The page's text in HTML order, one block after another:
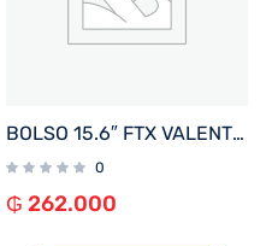
BOLSO 15.6″ FTX VALENTINA-GO VERDE OLIVA
0
₲ 262.000